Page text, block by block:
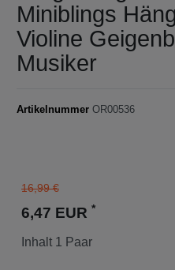
Miniblings
Violine
Musiker
Artikelnummer OR00536
16,99 €
6,47 EUR *
Inhalt 1 Paar